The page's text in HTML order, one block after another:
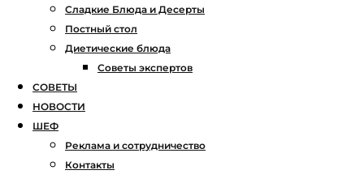
Сладкие Блюда и Десерты
Постный стол
Диетические блюда
Советы экспертов
СОВЕТЫ
НОВОСТИ
ШЕФ
Реклама и сотрудничество
Контакты